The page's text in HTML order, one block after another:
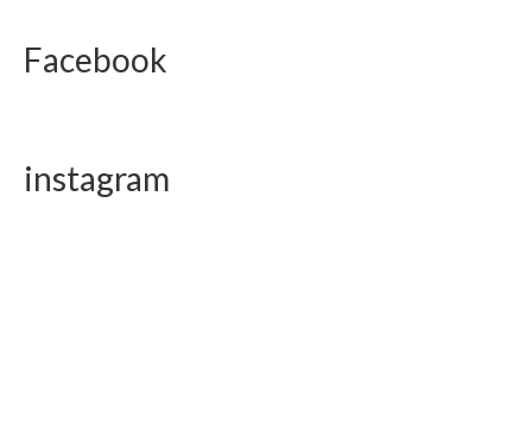
Facebook
instagram